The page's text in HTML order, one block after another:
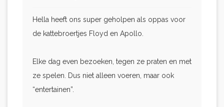
Hella heeft ons super geholpen als oppas voor
de kattebroertjes Floyd en Apollo.
Elke dag even bezoeken, tegen ze praten en met
ze spelen. Dus niet alleen voeren, maar ook
“entertainen”.